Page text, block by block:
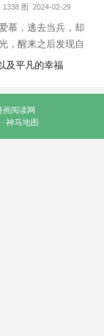
1338 图 2024-02-29
慕，逃去当兵，却
，醒来之后发现自
岛上，眼前还出现
齐克制许久的感情
，获得了心理及物
以成为我的炮友
及平凡的幸福
阅读网
· 神马地图